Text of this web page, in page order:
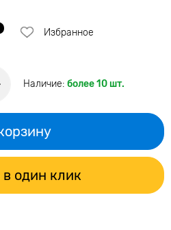
Избранное
Наличие: более 10 шт.
в один клик